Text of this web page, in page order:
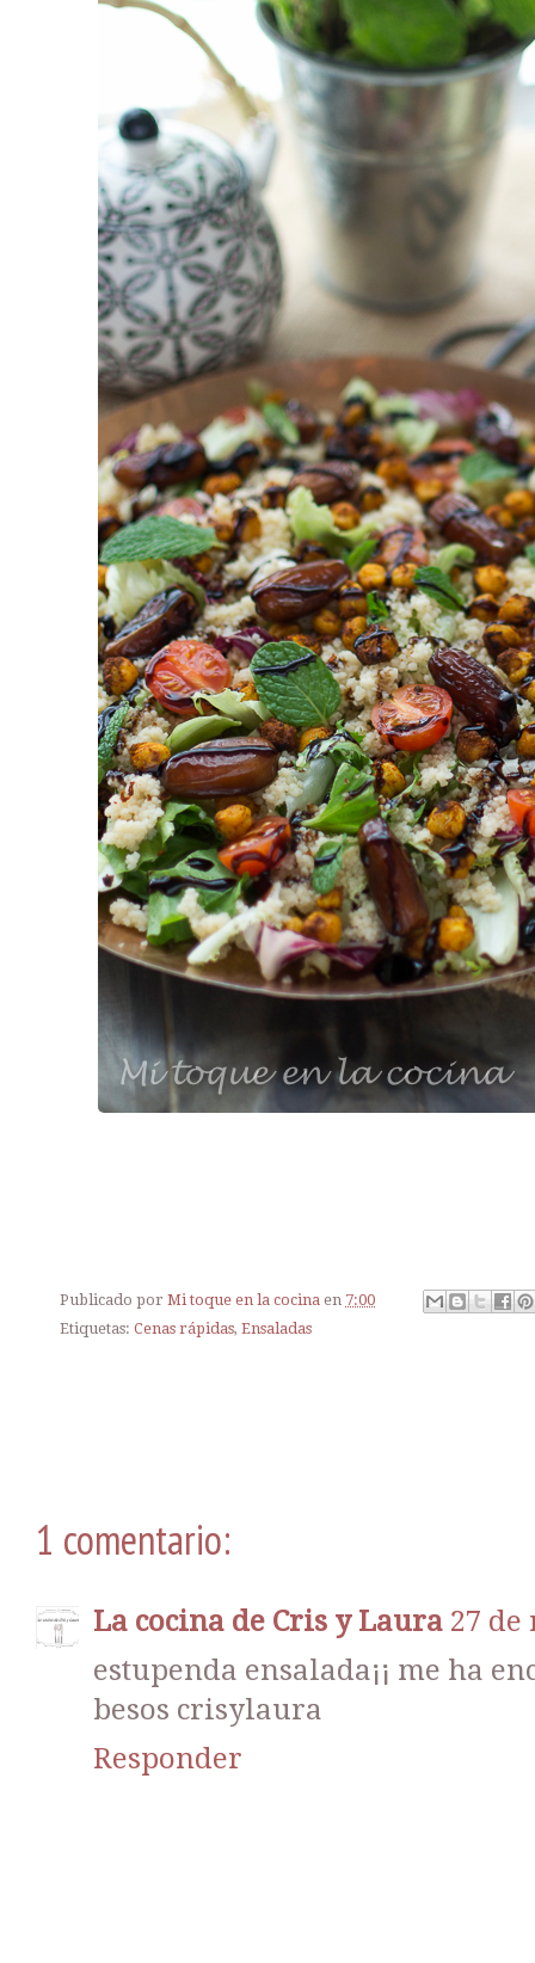
Publicado por Mi toque en la cocina en 7:00
Etiquetas: Cenas rápidas, Ensaladas
1 comentario:
La cocina de Cris y Laura 27 de
estupenda ensalada¡¡ me ha
besos crisylaura
Responder